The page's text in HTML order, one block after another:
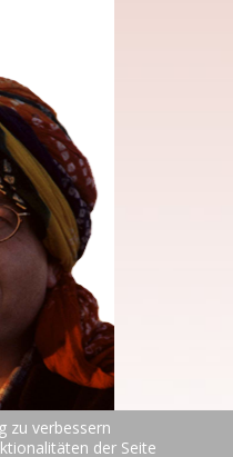
TOP
zu verbessern
der Seite